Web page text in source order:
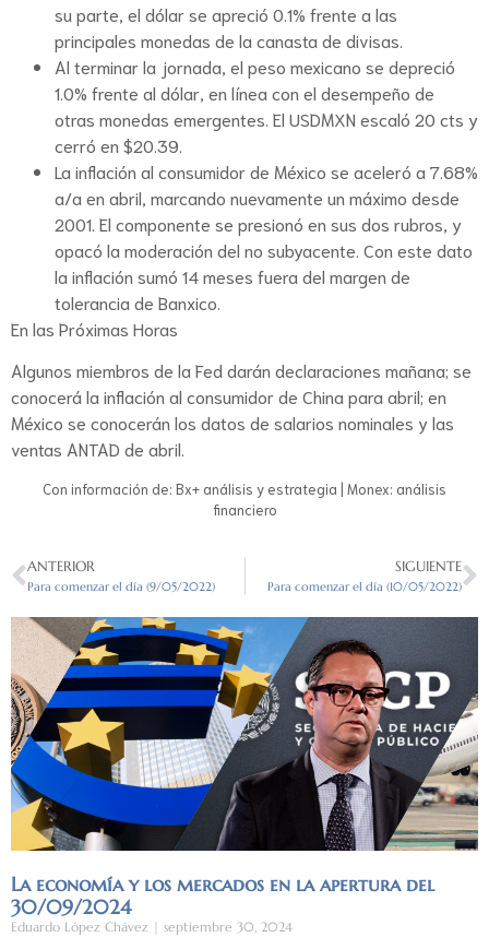
su parte, el dólar se apreció 0.1% frente a las
principales monedas de la canasta de divisas.
Al terminar la jornada, el peso mexicano se depreció
1.0% frente al dólar, en línea con el desempeño de
otras monedas emergentes. El USDMXN escaló 20 cts y
cerró en $20.39.
La inflación al consumidor de México se aceleró a 7.68%
a/a en abril, marcando nuevamente un máximo desde
2001. El componente se presionó en sus dos rubros, y
opacó la moderación del no subyacente. Con este dato
la inflación sumó 14 meses fuera del margen de
tolerancia de Banxico.
En las Próximas Horas
Algunos miembros de la Fed darán declaraciones mañana; se
conocerá la inflación al consumidor de China para abril; en
México se conocerán los datos de salarios nominales y las
ventas ANTAD de abril.
Con información de: Bx+ análisis y estrategia | Monex: análisis
financiero
ANTERIOR
Para comenzar el día (9/05/2022)
SIGUIENTE
Para comenzar el día (10/05/2022)
La economía y los mercados en la apertura del
30/09/2024
Eduardo López Chávez septiembre 30, 2024